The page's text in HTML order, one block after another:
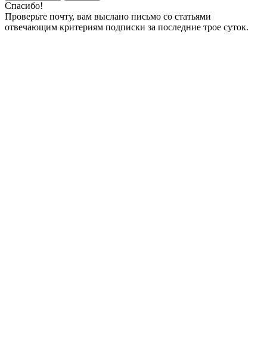
Спасибо!
Проверьте почту, вам выслано письмо со статьями
отвечающим критериям подписки за последние трое суток.